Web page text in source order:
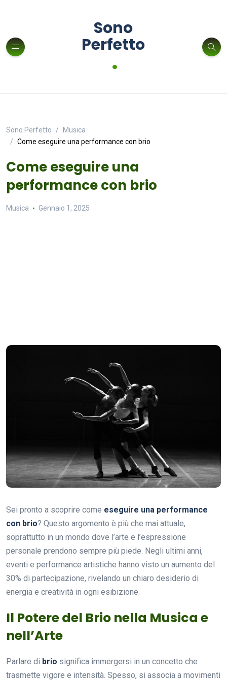
Sono
Perfetto
.
Sono Perfetto
Musica
Come eseguire una performance con brio
Come eseguire una
performance con brio
Musica Gennaio 1, 2025
Sei pronto a scoprire come eseguire una performance
con brio? Questo argomento è più che mai attuale,
soprattutto in un mondo dove l’arte e l’espressione
personale prendono sempre più piede. Negli ultimi anni,
eventi e performance artistiche hanno visto un aumento del
30% di partecipazione, rivelando un chiaro desiderio di
energia e creatività in ogni esibizione.
Il Potere del Brio nella Musica e
nell’Arte
Parlare di brio significa immergersi in un concetto che
trasmette vigore e intensità. Spesso, si associa a movimenti